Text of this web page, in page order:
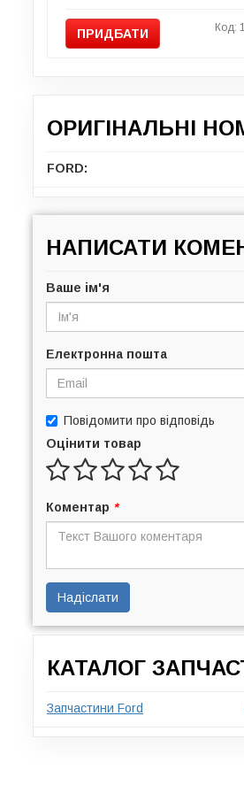
ПРИДБАТИ Код:
ОРИГІНАЛЬНІ
FORD:
НАПИСАТИ
Ваше ім'я
Електронна пошта
Повідомити про відповідь
Оцінити товар
Коментар *
Надіслати
КАТАЛОГ
Запчастини Ford